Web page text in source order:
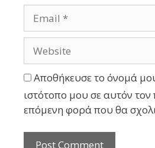
Αποθήκευσε το όνομά
ιστότοπο μου σε αυτόν τον
επόμενη φορά που θα